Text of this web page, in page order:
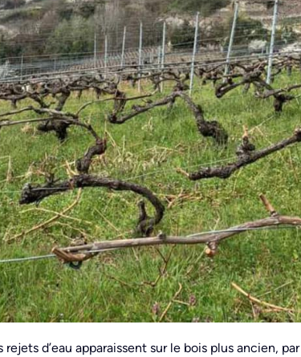
rejets d’eau apparaissent sur le bois plus ancien,